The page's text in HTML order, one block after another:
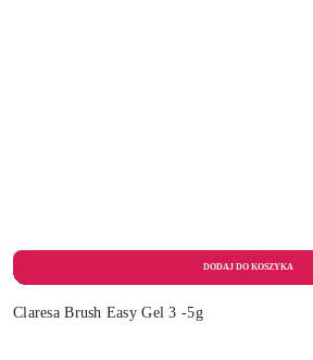
Claresa Brush Easy Gel 3 -5g